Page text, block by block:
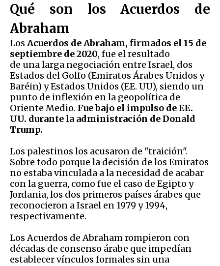
Qué son los Acuerdos de
Abraham
Los Acuerdos de Abraham, firmados el 15 de
septiembre de 2020, fue el resultado
de una larga negociación entre Israel, dos
Estados del Golfo (Emiratos Árabes Unidos y
Baréin) y Estados Unidos (EE. UU), siendo un
punto de inflexión en la geopolítica de
Oriente Medio. Fue bajo el impulso de EE.
UU. durante la administración de Donald
Trump.
Los palestinos los acusaron de "traición".
Sobre todo porque la decisión de los Emiratos
no estaba vinculada a la necesidad de acabar
con la guerra, como fue el caso de Egipto y
Jordania, los dos primeros países árabes que
reconocieron a Israel en 1979 y 1994,
respectivamente.
Los Acuerdos de Abraham rompieron con
décadas de consenso árabe que impedían
establecer vínculos formales sin una